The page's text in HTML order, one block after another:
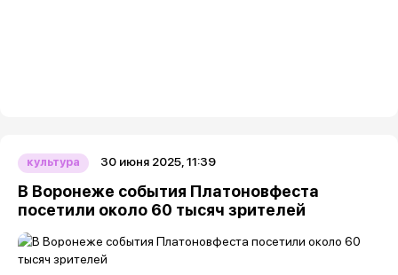
культура 30 июня 2025, 11:39
В Воронеже события Платоновфеста
посетили около 60 тысяч зрителей